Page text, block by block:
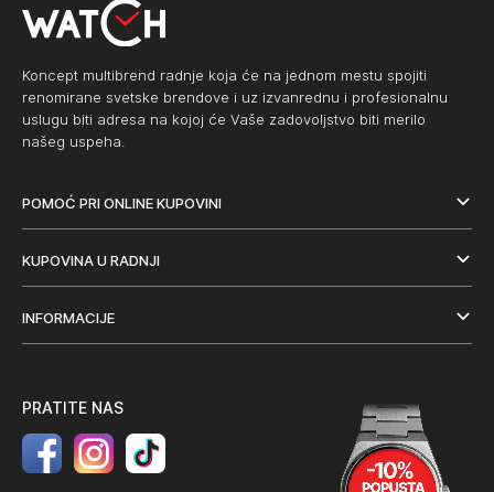
Koncept multibrend radnje koja će na jednom mestu spojiti
renomirane svetske brendove i uz izvanrednu i profesionalnu
uslugu biti adresa na kojoj će Vaše zadovoljstvo biti merilo
našeg uspeha.
POMOĆ PRI ONLINE KUPOVINI
KUPOVINA U RADNJI
INFORMACIJE
PRATITE NAS